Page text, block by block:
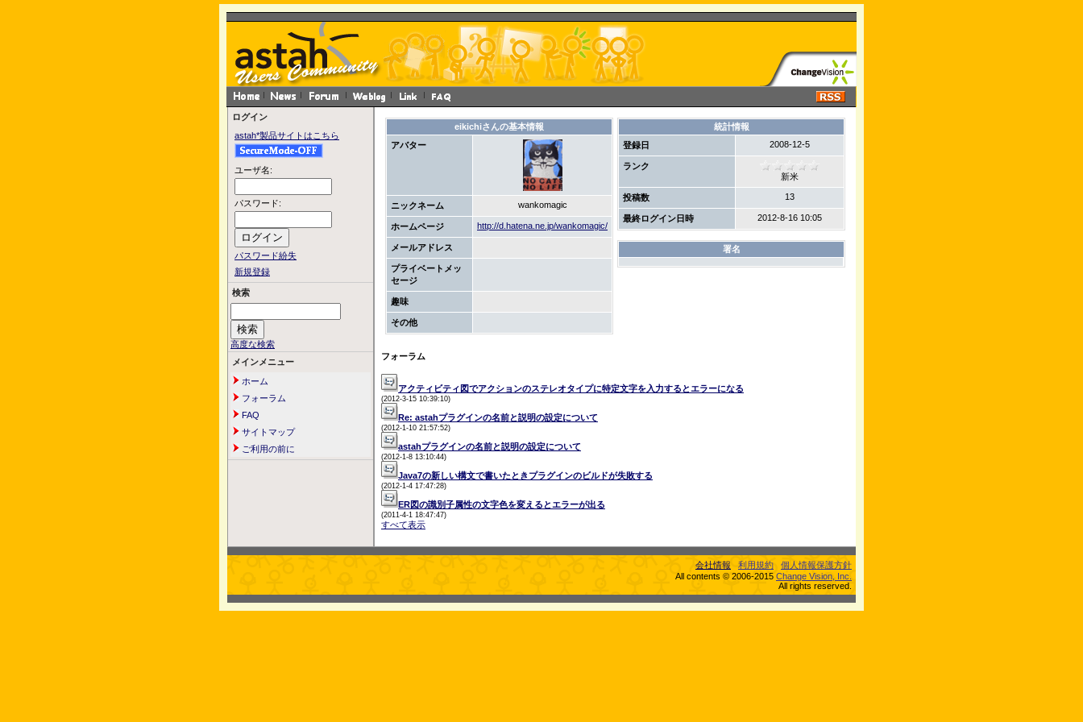
ログイン
astah*製品サイトはこちら
ユーザ名:
パスワード:
パスワード紛失
新規登録
検索
高度な検索
メインメニュー
ホーム
フォーラム
FAQ
サイトマップ
ご利用の前に
eikichiさんの基本情報
アバター
ニックネーム wankomagic
ホームページ http://d.hatena.ne.jp/wankomagic/
メールアドレス
プライベートメッ
セージ
趣味
その他
統計情報
登録日
2008-12-5
ランク
新米
投稿数 13
最終ログイン日時 2012-8-16 10:05
署名
フォーラム
アクティビティ図でアクションのステレオタイプに特定文字を入力するとエラーになる
(2012-3-15 10:39:10)
Re: astahプラグインの名前と説明の設定について
(2012-1-10 21:57:52)
astahプラグインの名前と説明の設定について
(2012-1-8 13:10:44)
Java7の新しい構文で書いたときプラグインのビルドが失敗する
(2012-1-4 17:47:28)
ER図の識別子属性の文字色を変えるとエラーが出る
(2011-4-1 18:47:47)
すべて表示
会社情報 利用規約
個人情報保護方針
All contents © 2006-2015 Change Vision, Inc.
All rights reserved.